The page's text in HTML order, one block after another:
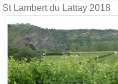
St Lambert du Lattay 2018